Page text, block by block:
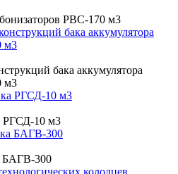
РВС-170 м3
бака аккумулятора
м3
РГСД-10 м3
БАГВ-300